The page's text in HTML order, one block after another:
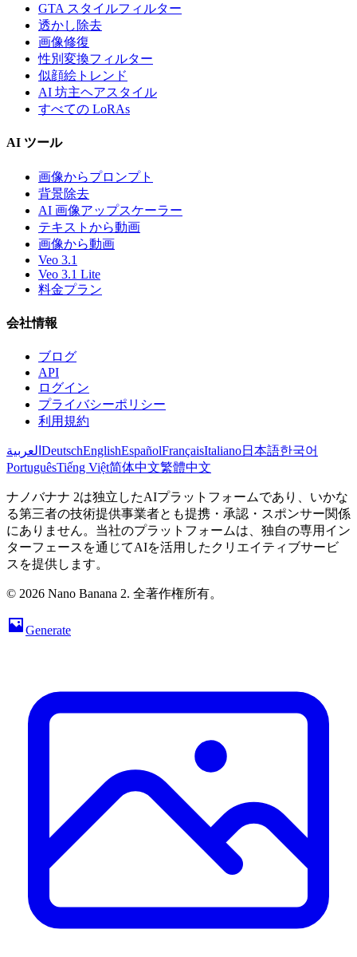
GTA スタイルフィルター
透かし除去
画像修復
性別変換フィルター
似顔絵トレンド
AI 坊主ヘアスタイル
すべての LoRAs
AI ツール
画像からプロンプト
背景除去
AI 画像アップスケーラー
テキストから動画
画像から動画
Veo 3.1
Veo 3.1 Lite
料金プラン
会社情報
ブログ
API
ログイン
プライバシーポリシー
利用規約
العربية DeutschEnglishEspañolFrançaisItaliano日本語한국어
PortuguêsTiếng Việt简体中文繁體中文
ナノバナナ 2は独立したAIプラットフォームであり、いかな
る第三者の技術提供事業者とも提携・承認・スポンサー関係
にありません。当社のプラットフォームは、独自の専用イン
ターフェースを通じてAIを活用したクリエイティブサービ
スを提供します。
© 2026 Nano Banana 2. 全著作権所有。
Generate